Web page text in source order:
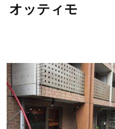
オッティモ